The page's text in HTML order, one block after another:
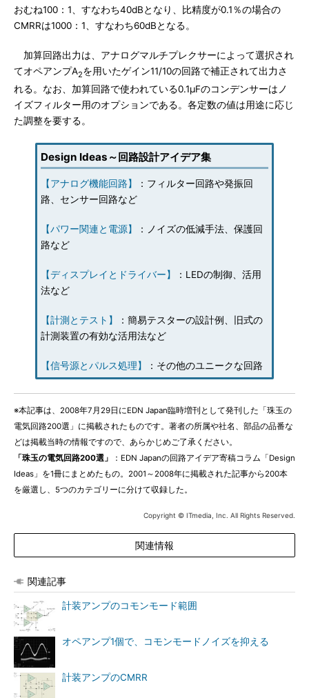
おむね100：1、すなわち40dBとなり、比精度が0.1％の場合の
CMRRは1000：1、すなわち60dBとなる。
加算回路出力は、アナログマルチプレクサーによって選択され
てオペアンプA2を用いたゲイン11/10の回路で補正されて出力さ
れる。なお、加算回路で使われている0.1μFのコンデンサーはノ
イズフィルター用のオプションである。各定数の値は用途に応じ
た調整を要する。
Design Ideas～回路設計アイデア集
【アナログ機能回路】
：フィルター回路や発振回
路、センサー回路など
【パワー関連と電源】
：ノイズの低減手法、保護回
路など
【ディスプレイとドライバー】
：LEDの制御、活用
法など
【計測とテスト】
：簡易テスターの設計例、旧式の
計測装置の有効な活用法など
【信号源とパルス処理】 ：その他のユニークな回路
※本記事は、2008年7月29日にEDN Japan臨時増刊として発刊した「珠玉の
電気回路200選」に掲載されたものです。著者の所属や社名、部品の品番な
どは掲載当時の情報ですので、あらかじめご了承ください。
「珠玉の電気回路200選」
：EDN Japanの回路アイデア寄稿コラム「Design
Ideas」を1冊にまとめたもの。2001～2008年に掲載された記事から200本
を厳選し、5つのカテゴリーに分けて収録した。
Copyright © ITmedia, Inc. All Rights Reserved.
関連情報
関連記事
計装アンプのコモンモード範囲
オペアンプ1個で、コモンモードノイズを抑える
計装アンプのCMRR